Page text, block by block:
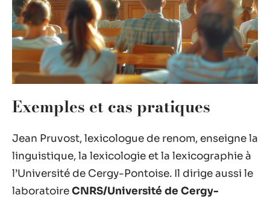
Exemples et cas pratiques
Jean Pruvost, lexicologue de renom, enseigne la
linguistique, la lexicologie et la lexicographie à
l’Université de Cergy-Pontoise. Il dirige aussi le
laboratoireCNRS/Université de Cergy-